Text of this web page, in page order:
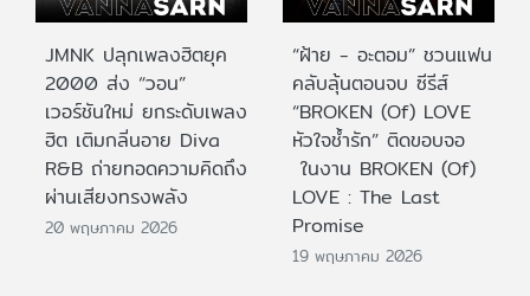
JMNK ปลุกเพลงฮิตยุค
2000 ส่ง “วอน”
เวอร์ชันใหม่ ยกระดับเพลง
ฮิต เติมกลิ่นอาย Diva
R&B ถ่ายทอดความคิดถึง
ผ่านเสียงทรงพลัง
20 พฤษภาคม 2026
“ฝ้าย - อะตอม” ชวนแฟน
คลับลุ้นตอนจบ ซีรีส์
“BROKEN (Of) LOVE
หัวใจช้ำรัก” ติดขอบจอ
ในงาน BROKEN (Of)
LOVE : The Last
Promise
19 พฤษภาคม 2026